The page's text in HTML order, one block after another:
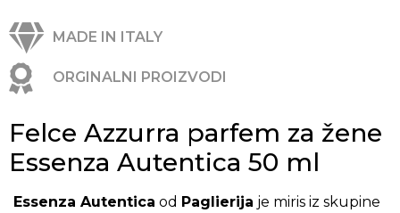
MADE IN ITALY
ORGINALNI PROIZVODI
Felce Azzurra parfem za žene
Essenza Autentica 50 ml
Essenza Autentica od Paglierija je miris iz skupine